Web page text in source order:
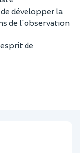
développer la
de l'observation
de